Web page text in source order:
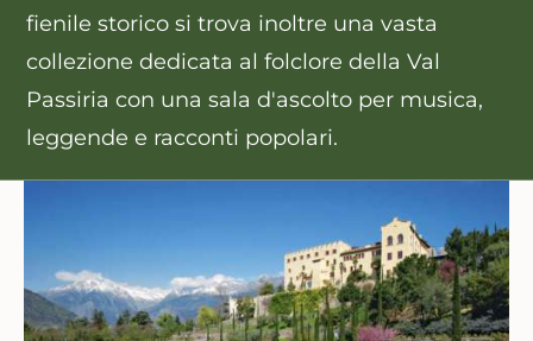
fienile storico si trova inoltre una vasta
collezione dedicata alfolclore della Val
Passiria con una sala d'ascolto per musica,
leggende e racconti popolari.